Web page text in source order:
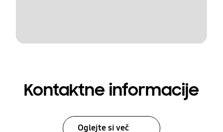
Kontaktne informacije
Oglejte si več